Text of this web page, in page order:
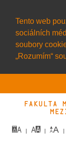
Tento web
sociálních
soubory
„Rozumím“
Fakulta